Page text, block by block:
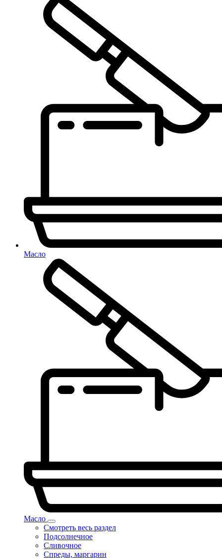
Масло
Масло
Смотреть весь раздел
Подсолнечное
Сливочное
Спреды, маргарин